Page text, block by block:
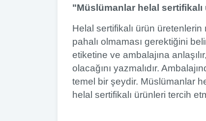
"Müslümanlar helal
Helal sertifikalı ürün
pahalı olmaması gerektiğini
etiketine ve ambalajına
olacağını yazmalıdır.
temel bir şeydir. Müslümanlar
helal sertifikalı ürünleri tercih